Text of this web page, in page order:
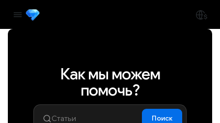
Как мы можем
помочь?
Поиск